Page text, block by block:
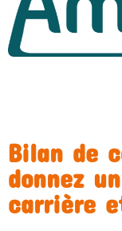
Bilan de
donnez
carrière